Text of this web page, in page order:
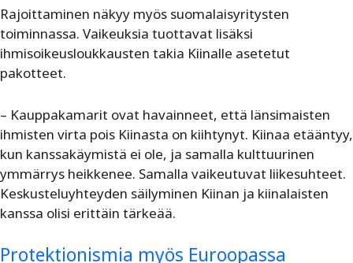
Rajoittaminen näkyy myös suomalaisyritysten
toiminnassa. Vaikeuksia tuottavat lisäksi
ihmisoikeusloukkausten takia Kiinalle asetetut
pakotteet.
– Kauppakamarit ovat havainneet, että länsimaisten
ihmisten virta pois Kiinasta on kiihtynyt. Kiinaa etääntyy,
kun kanssakäymistä ei ole, ja samalla kulttuurinen
ymmärrys heikkenee. Samalla vaikeutuvat liikesuhteet.
Keskusteluyhteyden säilyminen Kiinan ja kiinalaisten
kanssa olisi erittäin tärkeää.
Protektionismia myös Euroopassa